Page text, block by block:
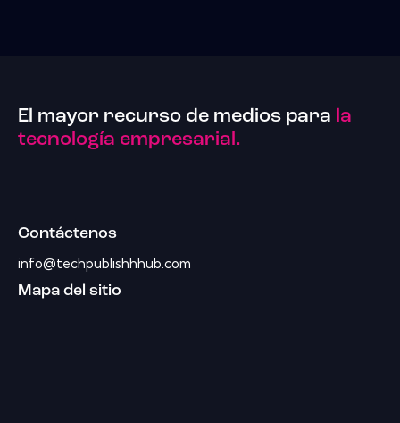
El mayor recurso de medios para la
tecnología empresarial.
Contáctenos
info@techpublishhhub.com
Mapa del sitio